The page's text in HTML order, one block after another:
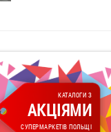
КАТАЛОГИ З
АКЦІЯМИ
СУПЕРМАРКЕТІВ ПОЛЬЩІ